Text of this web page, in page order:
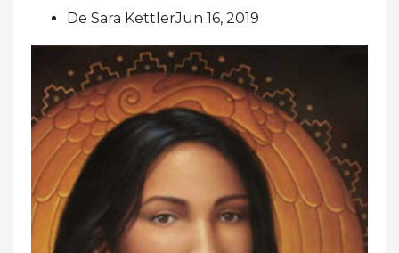
De Sara KettlerJun 16, 2019